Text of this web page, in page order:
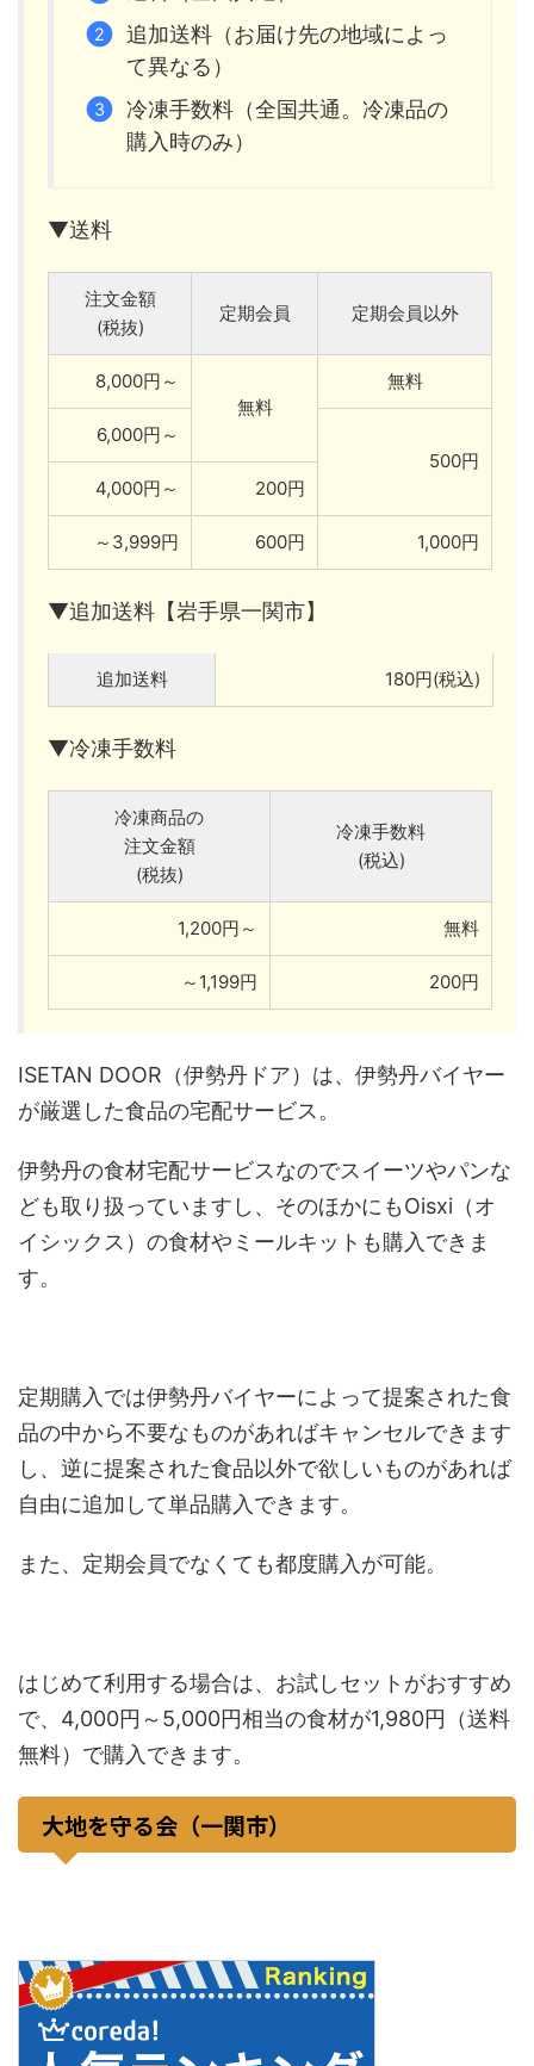
追加送料（お届け先の地域によっ
て異なる）
冷凍手数料（全国共通。冷凍品の
購入時のみ）
▼送料
注文金額
(税抜)
定期会員 定期会員以外
8,000円～
無料
無料
6,000円～
500円
4,000円～
200円
～3,999円 600円 1,000円
▼追加送料【岩手県一関市】
追加送料 180円(税込)
▼冷凍手数料
冷凍商品の
注文金額
(税抜)
冷凍手数料
(税込)
1,200円～ 無料
～1,199円 200円
ISETAN DOOR（伊勢丹ドア）は、伊勢丹バイヤー
が厳選した食品の宅配サービス。
伊勢丹の食材宅配サービスなのでスイーツやパンな
ども取り扱っていますし、そのほかにもOisxi（オ
イシックス）の食材やミールキットも購入できま
す。
定期購入では伊勢丹バイヤーによって提案された食
品の中から不要なものがあればキャンセルできます
し、逆に提案された食品以外で欲しいものがあれば
自由に追加して単品購入できます。
また、定期会員でなくても都度購入が可能。
はじめて利用する場合は、お試しセットがおすすめ
で、4,000円～5,000円相当の食材が1,980円（送料
無料）で購入できます。
大地を守る会（一関市）